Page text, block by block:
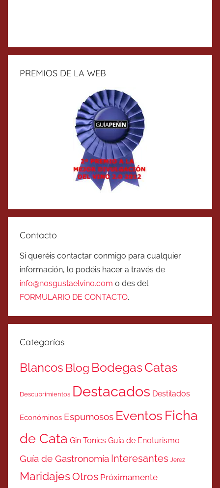
PREMIOS DE LA WEB
Contacto
Si queréis contactar conmigo para cualquier
información, lo podéis hacer a través de
info@nosgustaelvino.com o des del
FORMULARIO DE CONTACTO.
Categorías
Blancos Blog BodegasCatas
Descubrimientos Destacados Destilados
Económinos Espumosos Eventos Ficha
de Cata Gin Tonics Guía de Enoturismo
Guía de Gastronomía Interesantes Jerez
MaridajesOtros Próximamente